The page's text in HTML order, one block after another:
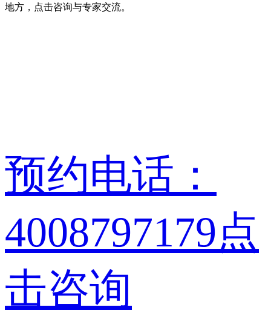
地方，点击咨询与专家交流。
预约电话：
4008797179点
击咨询